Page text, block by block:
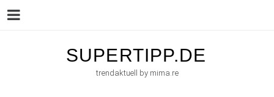
SUPERTIPP.DE
trendaktuell by mima.re
Menu